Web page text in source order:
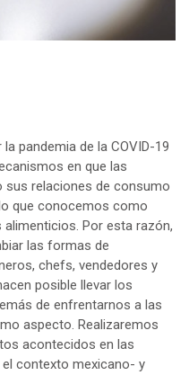
pandemia de la COVID-19
en que las
sus relaciones de consumo
que conocemos como
Por esta razón,
las formas de
chefs, vendedores y
posible llevar los
de enfrentarnos a las
aspecto. Realizaremos
acontecidos en las
contexto mexicano- y